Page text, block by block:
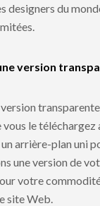
designers du
version
le
arrière-plan uni
une version de
votre
site Web.